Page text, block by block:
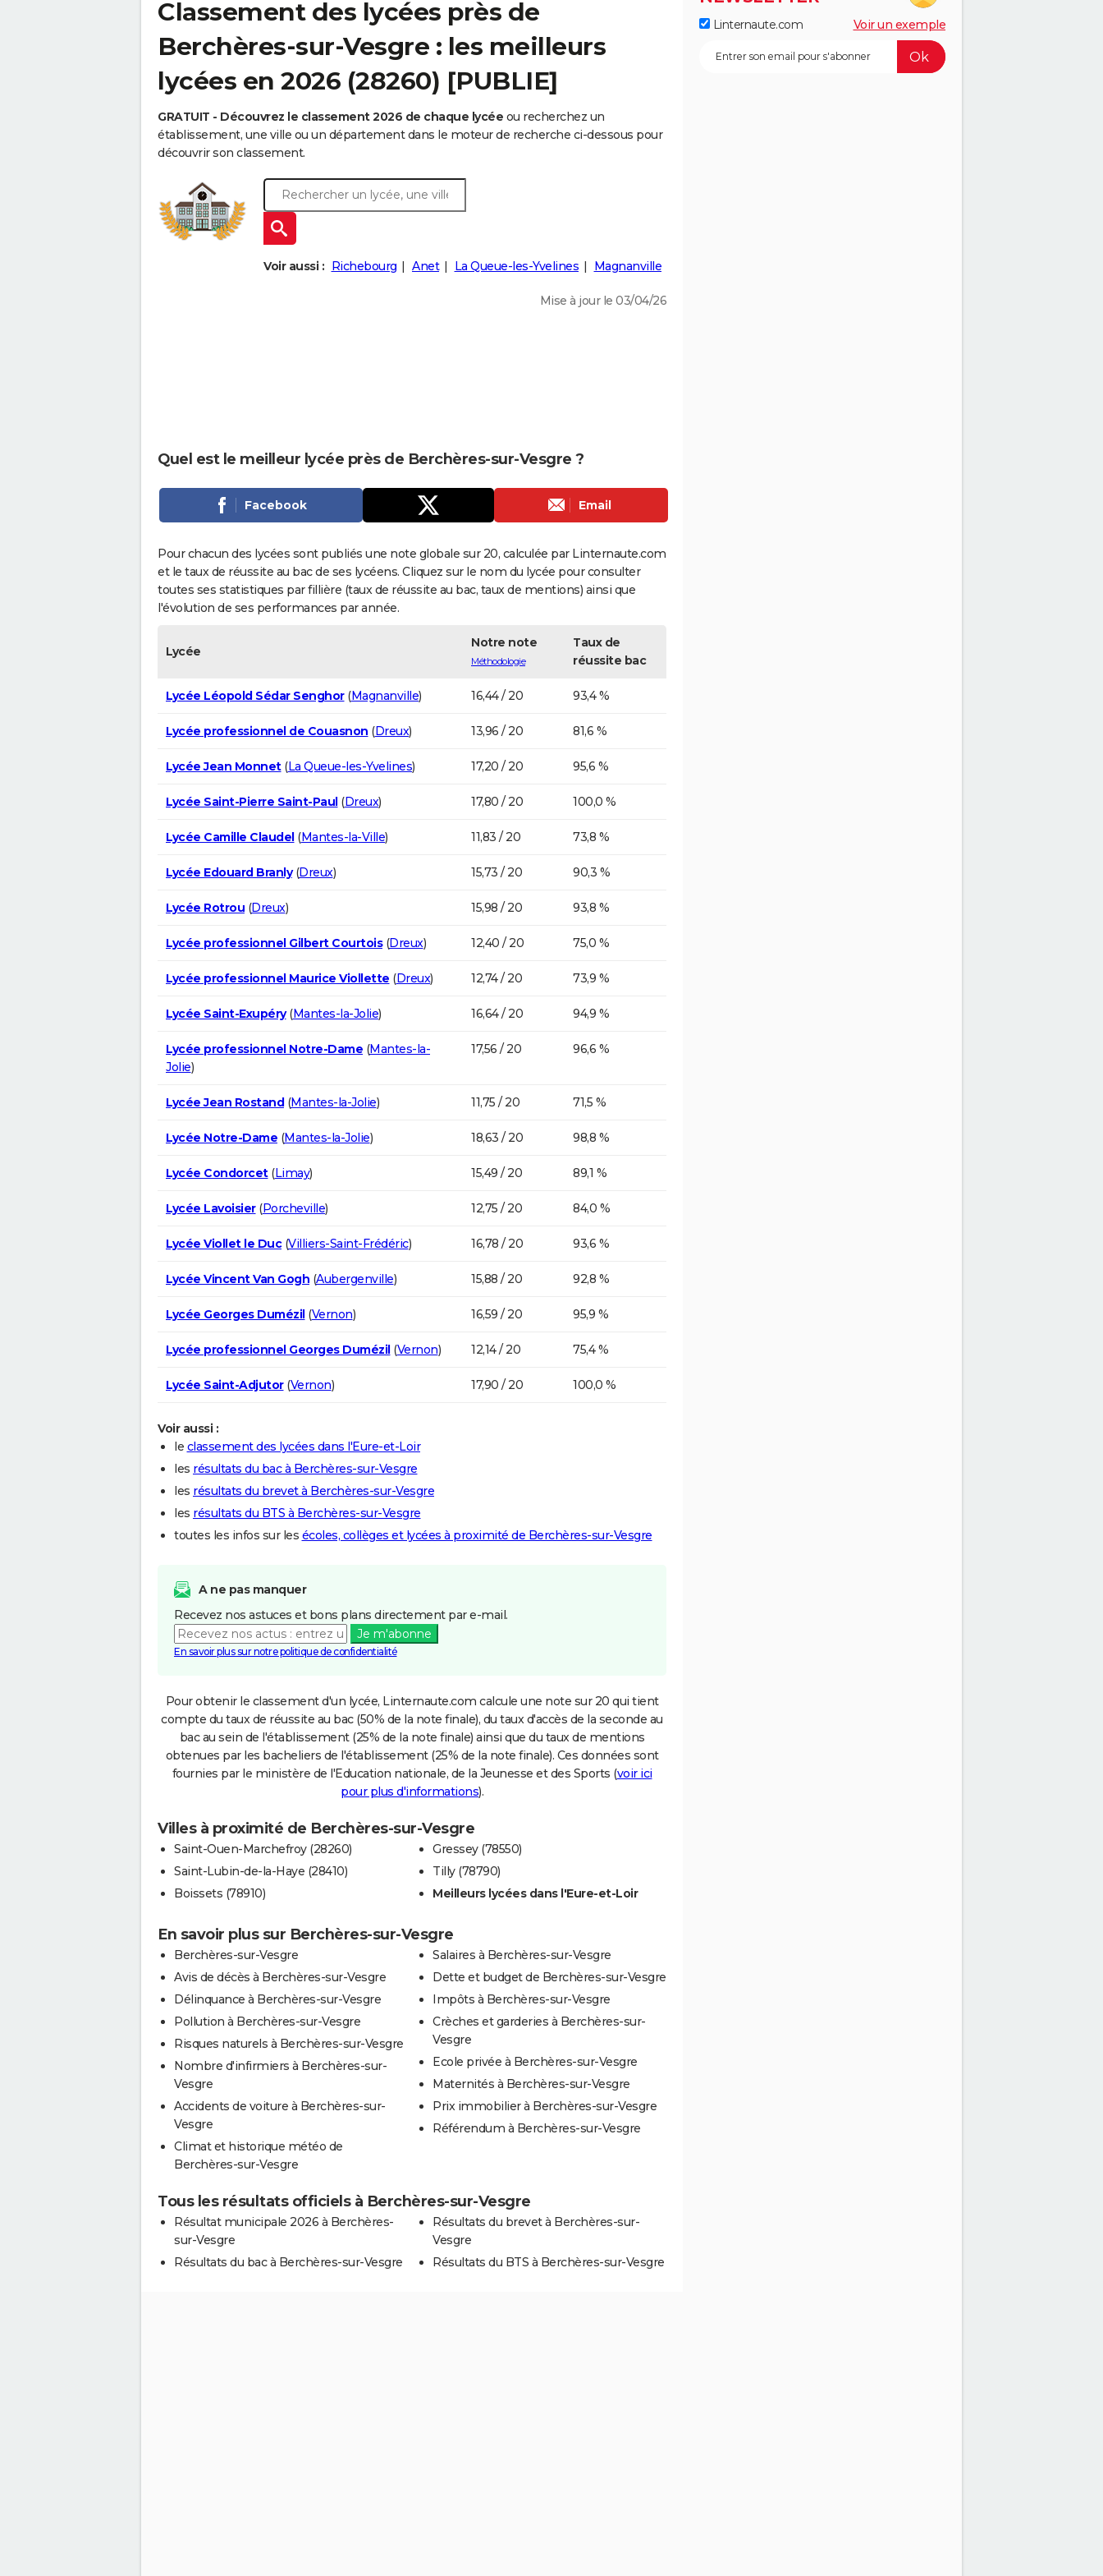
Classement des lycées près de
Berchères-sur-Vesgre : les meilleurs
lycées en 2026 (28260) [PUBLIE]
GRATUIT - Découvrez le classement 2026 de chaque lycée ou recherchez un
établissement, une ville ou un département dans le moteur de recherche ci-dessous pour
découvrir son classement.
Voir aussi : Richebourg Anet La Queue-les-Yvelines Magnanville
Mise à jour le 03/04/26
Quel est le meilleur lycée près de Berchères-sur-Vesgre ?
Facebook Email
Pour chacun des lycées sont publiés une note globale sur 20, calculée par Linternaute.com
et le taux de réussite au bac de ses lycéens. Cliquez sur le nom du lycée pour consulter
toutes ses statistiques par fillière (taux de réussite au bac, taux de mentions) ainsi que
l'évolution de ses performances par année.
Lycée
Notre note
Méthodologie
Taux de
réussite bac
Lycée Léopold Sédar Senghor(Magnanville) 16,44 / 20 93,4 %
Lycée professionnel de Couasnon (Dreux) 13,96 / 20 81,6 %
Lycée Jean Monnet(La Queue-les-Yvelines) 17,20 / 20 95,6 %
Lycée Saint-Pierre Saint-Paul(Dreux) 17,80 / 20 100,0 %
Lycée Camille Claudel(Mantes-la-Ville) 11,83 / 20 73,8 %
Lycée Edouard Branly(Dreux) 15,73 / 20 90,3 %
Lycée Rotrou (Dreux) 15,98 / 20 93,8 %
Lycée professionnel Gilbert Courtois(Dreux) 12,40 / 20 75,0 %
Lycée professionnel Maurice Viollette (Dreux) 12,74 / 20 73,9 %
Lycée Saint-Exupéry(Mantes-la-Jolie) 16,64 / 20 94,9 %
Lycée professionnel Notre-Dame (Mantes-la-
Jolie)
17,56 / 20 96,6 %
Lycée Jean Rostand(Mantes-la-Jolie) 11,75 / 20 71,5 %
Lycée Notre-Dame (Mantes-la-Jolie) 18,63 / 20 98,8 %
Lycée Condorcet(Limay) 15,49 / 20 89,1 %
Lycée Lavoisier(Porcheville) 12,75 / 20 84,0 %
Lycée Viollet le Duc(Villiers-Saint-Frédéric) 16,78 / 20 93,6 %
Lycée Vincent Van Gogh (Aubergenville) 15,88 / 20 92,8 %
Lycée Georges Dumézil(Vernon) 16,59 / 20 95,9 %
Lycée professionnel Georges Dumézil(Vernon) 12,14 / 20 75,4 %
Lycée Saint-Adjutor(Vernon) 17,90 / 20 100,0 %
Voir aussi :
le classement des lycées dans l'Eure-et-Loir
les résultats du bac à Berchères-sur-Vesgre
les résultats du brevet à Berchères-sur-Vesgre
les résultats du BTS à Berchères-sur-Vesgre
toutes les infos sur les écoles, collèges et lycées à proximité de Berchères-sur-Vesgre
A ne pas manquer
Recevez nos astuces et bons plans directement par e-mail.
Je m'abonne
En savoir plus sur notre politique de confidentialité
Pour obtenir le classement d'un lycée, Linternaute.com calcule une note sur 20 qui tient
compte du taux de réussite au bac (50% de la note finale), du taux d'accès de la seconde au
bac au sein de l'établissement (25% de la note finale) ainsi que du taux de mentions
obtenues par les bacheliers de l'établissement (25% de la note finale). Ces données sont
fournies par le ministère de l'Education nationale, de la Jeunesse et des Sports (voir ici
pour plus d'informations).
Villes à proximité de Berchères-sur-Vesgre
Saint-Ouen-Marchefroy (28260)
Saint-Lubin-de-la-Haye (28410)
Boissets (78910)
Gressey (78550)
Tilly (78790)
Meilleurs lycées dans l'Eure-et-Loir
En savoir plus sur Berchères-sur-Vesgre
Berchères-sur-Vesgre
Avis de décès à Berchères-sur-Vesgre
Délinquance à Berchères-sur-Vesgre
Pollution à Berchères-sur-Vesgre
Risques naturels à Berchères-sur-Vesgre
Nombre d'infirmiers à Berchères-sur-
Vesgre
Accidents de voiture à Berchères-sur-
Vesgre
Climat et historique météo de
Berchères-sur-Vesgre
Salaires à Berchères-sur-Vesgre
Dette et budget de Berchères-sur-Vesgre
Impôts à Berchères-sur-Vesgre
Crèches et garderies à Berchères-sur-
Vesgre
Ecole privée à Berchères-sur-Vesgre
Maternités à Berchères-sur-Vesgre
Prix immobilier à Berchères-sur-Vesgre
Référendum à Berchères-sur-Vesgre
Tous les résultats officiels à Berchères-sur-Vesgre
Résultat municipale 2026 à Berchères-
sur-Vesgre
Résultats du bac à Berchères-sur-Vesgre
Résultats du brevet à Berchères-sur-
Vesgre
Résultats du BTS à Berchères-sur-Vesgre
Linternaute.com Voir un exemple